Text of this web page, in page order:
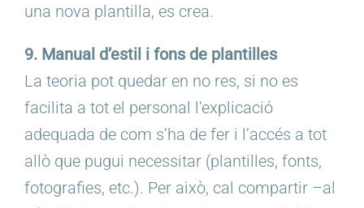
una nova plantilla, es crea.
9. Manual d’estil i fons de plantilles
La teoria pot quedar en no res, si no es
facilita a tot el personal l’explicació
adequada de com s’ha de fer i l’accés a tot
allò que pugui necessitar (plantilles, fonts,
fotografies, etc.). Per això, cal compartir –al